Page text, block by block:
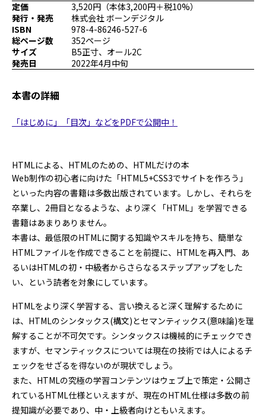
映像/映画/アニメ
プログラミング/ウェブ
ファッション/デザイン/他
チュートリアル
定価
3,520円（本体3,200円＋税10%）
発行・発売
株式会社 ボーンデジタル
ISBN
978-4-86246-527-6
総ページ数
352ページ
サイズ
B5正寸、オール2C
発売日
2022年4月中旬
本書の詳細
「はじめに」「目次」などをPDFで公開中！
HTMLによる、HTMLのための、HTMLだけの本
Web制作の初心者に向けた「HTML5+CSS3でサイトを作ろう」
といった内容の書籍は多数出版されています。しかし、それらを
卒業し、2冊目となるような、より深く「HTML」を学習できる
書籍はあまりありません。
本書は、最低限のHTMLに関する知識やスキルを持ち、簡単な
HTMLファイルを作成できることを前提に、HTMLを再入門、あ
るいはHTMLの初・中級者からさらなるステップアップをした
い、という読者を対象にしています。
HTMLをより深く学習する、言い換えると深く理解するために
は、HTMLのシンタックス(構文)とセマンティックス(意味論)を理
解することが不可欠です。シンタックスは機械的にチェックでき
ますが、セマンティックスについては現在の技術では人によるチ
ェックをせざるを得ないのが現状でしょう。
また、HTMLの究極の学習コンテンツはウェブ上で策定・公開さ
れているHTML仕様といえますが、現在のHTML仕様は多数の前
提知識が必要であり、中・上級者向けともいえます。